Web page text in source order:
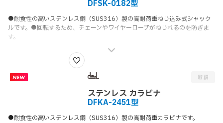
DFSK-0182型
●耐食性の高いステンレス鋼（SUS316）製の高耐荷重ねじ込み式シャック
ルです。●回転するため、チェーンやワイヤーロープがねじれるのを防ぎま
す。
ステンレス カラビナ
DFKA-2451型
●耐食性の高いステンレス鋼（SUS316）製の高耐荷重カラビナです。